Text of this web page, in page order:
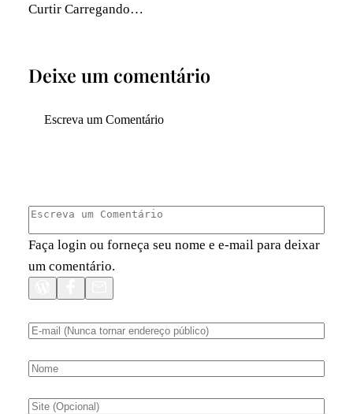
Curtir Carregando…
Deixe um comentário
Escreva um Comentário
Faça login ou forneça seu nome e e-mail para deixar
um comentário.